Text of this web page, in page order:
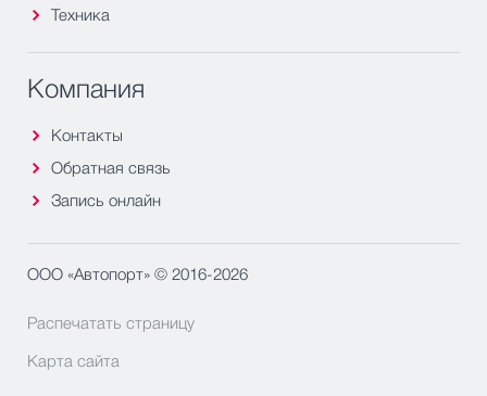
Техника
Компания
Контакты
Обратная связь
Запись онлайн
ООО «Автопорт» © 2016-2026
Распечатать страницу
Карта сайта